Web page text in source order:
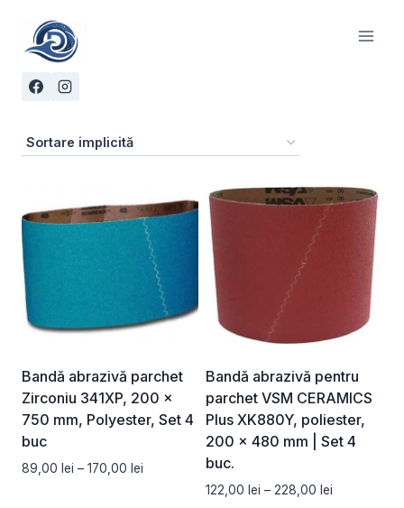
content
Bandă abrazivă parchet
Zirconiu 341XP, 200 x
750 mm, Polyester, Set 4
buc
89,00 lei – 170,00 lei
Bandă abrazivă pentru
parchet VSM CERAMICS
Plus XK880Y, poliester,
200 × 480 mm | Set 4
buc.
122,00 lei – 228,00 lei